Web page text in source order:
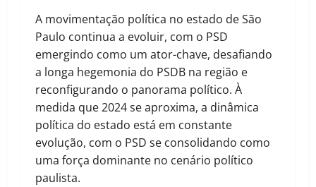
A movimentação política no estado de São
Paulo continua a evoluir, com o PSD
emergindo como um ator-chave, desafiando
a longa hegemonia do PSDB na região e
reconfigurando o panorama político. À
medida que 2024 se aproxima, a dinâmica
política do estado está em constante
evolução, com o PSD se consolidando como
uma força dominante no cenário político
paulista.